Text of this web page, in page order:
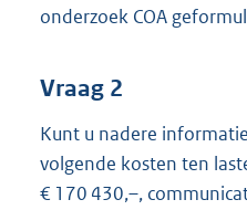
onderzoek COA
Vraag 2
Kunt u nadere
volgende kosten ten
€ 170 430,–,